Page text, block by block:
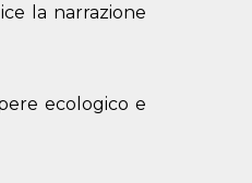
la narrazione
ecologico e